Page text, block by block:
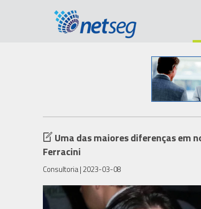
Uma das maiores diferenças em
Ferracini
Consultoria| 2023-03-08